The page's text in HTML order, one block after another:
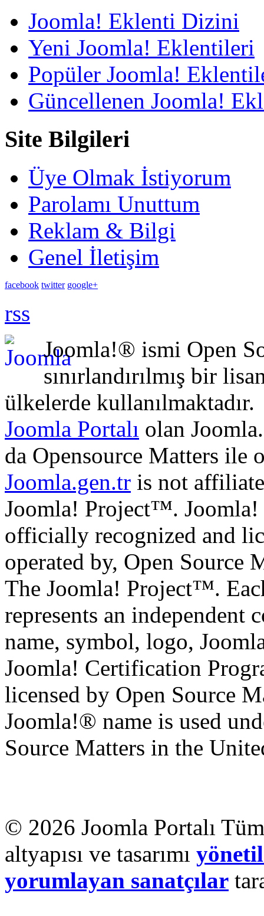
Joomla! Eklenti Dizini
Yeni Joomla! Eklentileri
Popüler Joomla!
Güncellenen Joomla!
Site Bilgileri
Üye Olmak İstiyorum
Parolamı Unuttum
Reklam & Bilgi
Genel İletişim
facebook twitter google+
rss
Joomla!® ismi Open
sınırlandırılmış bir
ülkelerde kullanılmaktadır.
Joomla Portalı olan
da Opensource Matters ile
Joomla.gen.tr is not
Joomla! Project™.
officially recognized and
operated by, Open Source
The Joomla! Project™.
represents an independent
name, symbol, logo,
Joomla! Certification
licensed by Open Source
Joomla!® name is used
Source Matters in the
© 2026 Joomla Portalı Tüm
altyapısı ve tasarımı
yorumlayan sanatçılar